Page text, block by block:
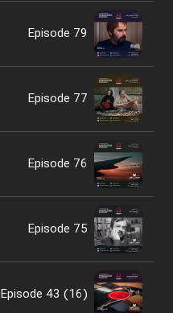
Episode 79
Episode 77
Episode 76
Episode 75
Episode 43 (16)